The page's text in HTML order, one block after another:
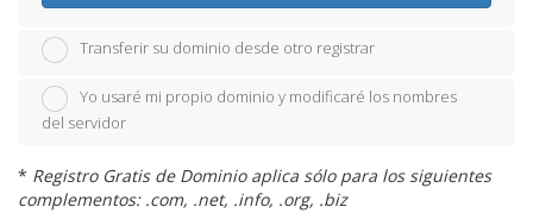
Transferir su dominio desde otro registrar
Yo usaré mi propio dominio y modificaré los nombres
del servidor
* Registro Gratis de Dominio aplica sólo para los siguientes
complementos: .com, .net, .info, .org, .biz